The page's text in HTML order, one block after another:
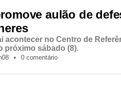
aulão de
acontecer no Centro de
próximo sábado (8).
• 0 comentário